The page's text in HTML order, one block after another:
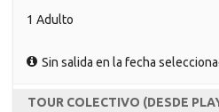
1 Adulto
Sin salida en la fecha
TOUR COLECTIVO (DESDE